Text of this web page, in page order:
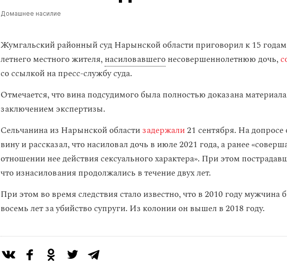
Домашнее насилие
Жумгальский районный суд Нарынской области приговорил к 15
летнего местного жителя,насиловавшегонесовершеннолетнюю дочь,
со ссылкой на пресс-службу суда.
Отмечается, что вина подсудимого была полностью доказана
заключением экспертизы.
Сельчанина из Нарынской областизадержали21 сентября. На допросе
вину и рассказал, что насиловал дочь в июле 2021 года, а ранее
отношении нее действия сексуального характера». При этом
что изнасилования продолжались в течение двух лет.
При этом во время следствия стало известно, что в 2010 году мужчина
восемь лет за убийство супруги. Из колонии он вышел в 2018 году.